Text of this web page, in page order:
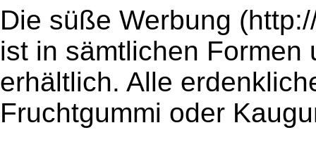
Die süße Werbung
ist in sämtlichen Formen
erhältlich. Alle
Fruchtgummi oder